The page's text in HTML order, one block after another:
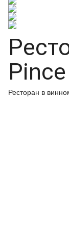
Ресторан в